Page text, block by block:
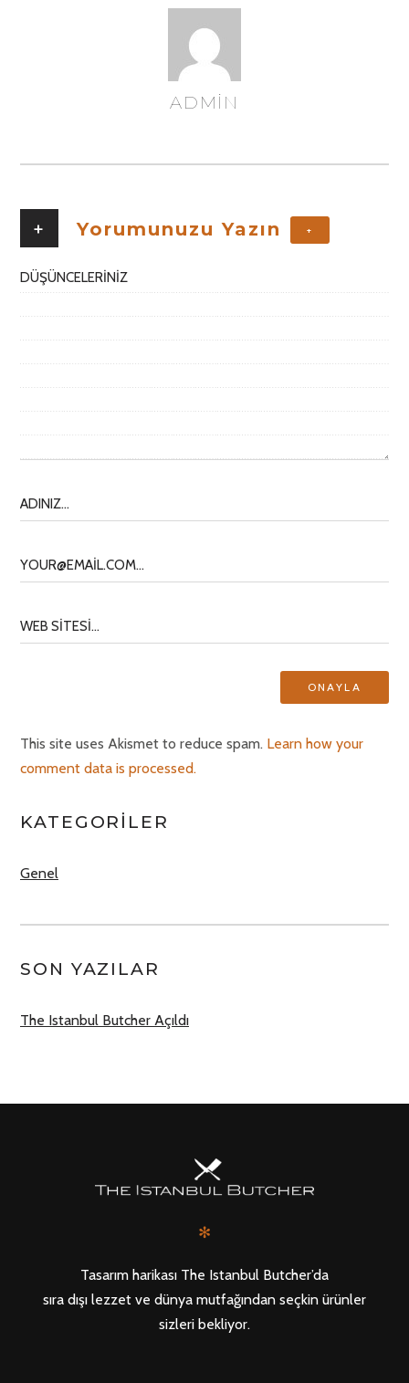
ADMIN
+ Yorumunuzu Yazın +
This site uses Akismet to reduce spam. Learn how your
comment data is processed.
KATEGORILER
Genel
SON YAZILAR
The Istanbul Butcher Açıldı
✻
Tasarım harikası The Istanbul Butcher’da
sıra dışı lezzet ve dünya mutfağından seçkin ürünler
sizleri bekliyor.